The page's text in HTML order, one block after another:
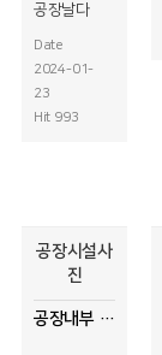
공장날다
Date
2024-01-
23
Hit 993
공장시설사
진
공장내부 드론사진